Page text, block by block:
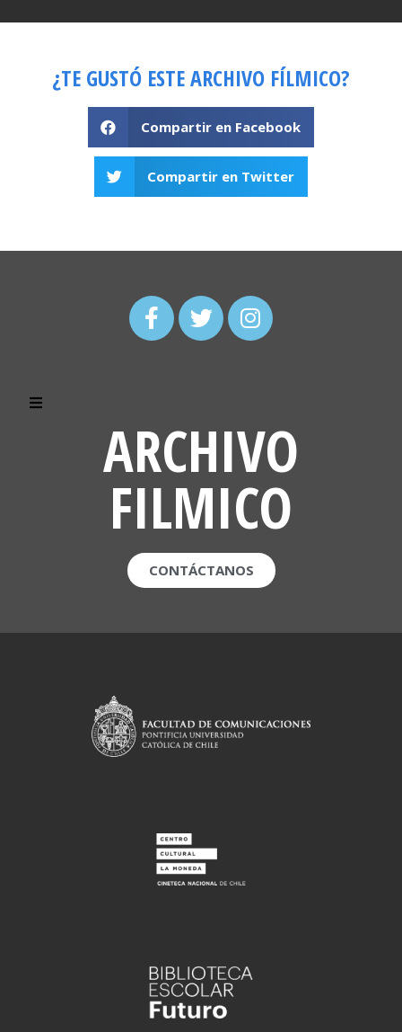
¿TE GUSTÓ ESTE ARCHIVO FÍLMICO?
Compartir en Facebook
Compartir en Twitter
ARCHIVO
FILMICO
CONTÁCTANOS